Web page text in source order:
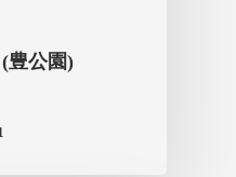
公園)